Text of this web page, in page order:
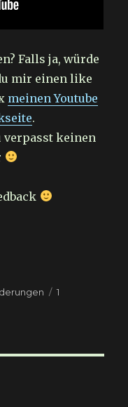
Falls ja, würde
mir einen like
meinen Youtube
.
verpasst keinen
1